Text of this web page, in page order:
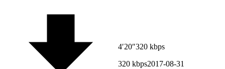
4′20″320 kbps
320 kbps2017-08-31